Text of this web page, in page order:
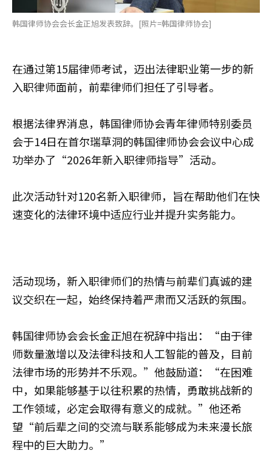
韩国律师协会会长金正旭发表致辞。[照片=韩国律师协会]
在通过第15届律师考试，迈出法律职业第一步的新
入职律师面前，前辈律师们担任了引导者。
根据法律界消息，韩国律师协会青年律师特别委员
会于14日在首尔瑞草洞的韩国律师协会会议中心成
功举办了“2026年新入职律师指导”活动。
此次活动针对120名新入职律师，旨在帮助他们在快
速变化的法律环境中适应行业并提升实务能力。
活动现场，新入职律师们的热情与前辈们真诚的建
议交织在一起，始终保持着严肃而又活跃的氛围。
韩国律师协会会长金正旭在祝辞中指出：“由于律
师数量激增以及法律科技和人工智能的普及，目前
法律市场的形势并不乐观。”他鼓励道：“在困难
中，如果能够基于以往积累的热情，勇敢挑战新的
工作领域，必定会取得有意义的成就。”他还希
望“前后辈之间的交流与联系能够成为未来漫长旅
程中的巨大助力。”